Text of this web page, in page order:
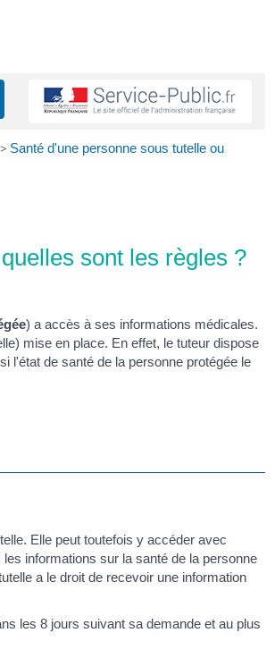
> Santé d'une personne sous tutelle ou
sont les règles ?
) a accès à ses informations médicales.
mise en place. En effet, le tuteur dispose
l'état de santé de la personne protégée le
Elle peut toutefois y accéder avec
informations sur la santé de la personne
a le droit de recevoir une information
les 8 jours suivant sa demande et au plus